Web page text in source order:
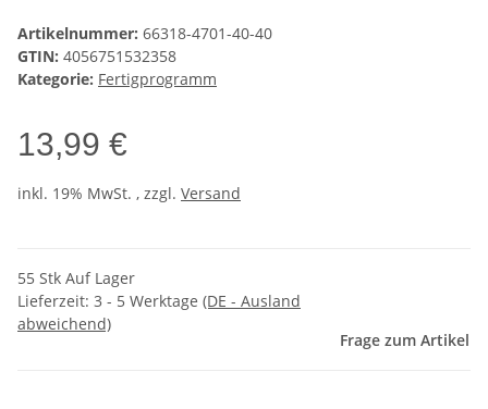
Artikelnummer: 66318-4701-40-40
GTIN: 4056751532358
Kategorie: Fertigprogramm
13,99 €
inkl. 19% MwSt. , zzgl. Versand
55 Stk Auf Lager
Lieferzeit: 3 - 5 Werktage (DE - Ausland
abweichend)
Frage zum Artikel